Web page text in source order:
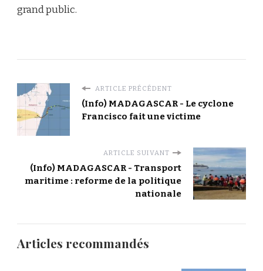
grand public.
ARTICLE PRÉCÉDENT
(Info) MADAGASCAR - Le cyclone
Francisco fait une victime
ARTICLE SUIVANT
(Info) MADAGASCAR - Transport
maritime : reforme de la politique
nationale
Articles recommandés